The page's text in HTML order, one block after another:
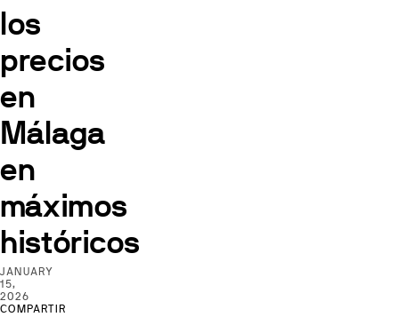
los
precios
en
Málaga
en
máximos
históricos
JANUARY
15,
2026
COMPARTIR